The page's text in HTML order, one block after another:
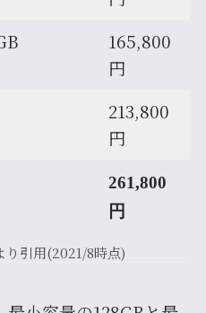
165,800
円
213,800
円
261,800
円
引用(2021/8時点)